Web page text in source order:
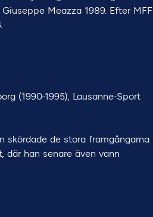
Meazza 1989. Efter MFF
(1990-1995), Lausanne-Sport
skördade de stora framgångarna
där han senare även vann